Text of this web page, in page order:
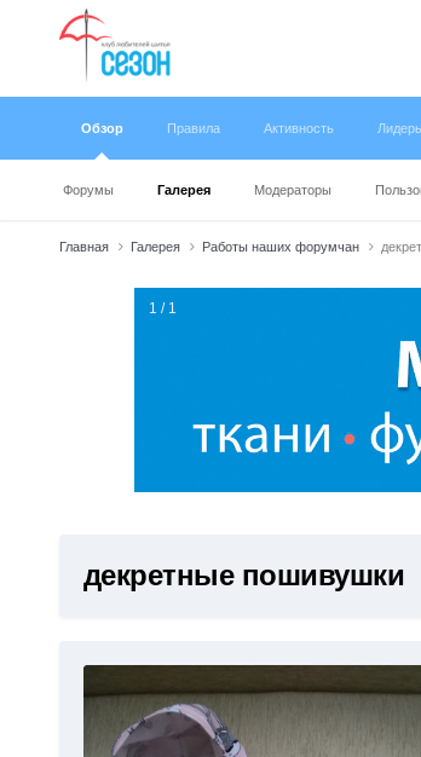
Обзор
Форумы Галерея Модераторы
Правила Активность
Главная Галерея Работы наших форумчан
1 / 1
декретные пошивушки